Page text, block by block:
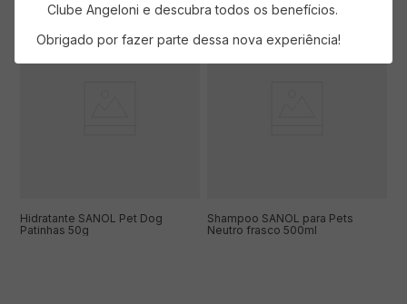
Hidratante SANOL Pet Dog
Patinhas 50g
Shampoo SANOL para Pets
Neutro frasco 500ml
Clube Angeloni e descubra todos os benefícios.
Obrigado por fazer parte dessa nova experiência!